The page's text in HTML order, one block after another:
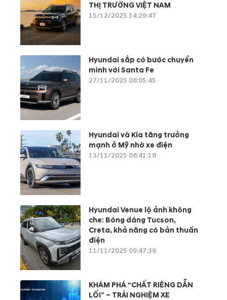
THỊ TRƯỜNG VIỆT NAM
15/12/2025 14:29:47
Hyundai sắp có bước chuyển
mình với Santa Fe
27/11/2025 08:05:45
Hyundai và Kia tăng trưởng
mạnh ở Mỹ nhờ xe điện
13/11/2025 08:41:18
Hyundai Venue lộ ảnh không
che: Bóng dáng Tucson,
Creta, khả năng có bản thuần
điện
11/11/2025 09:47:39
KHÁM PHÁ “CHẤT RIÊNG DẪN
LỐI” – TRẢI NGHIỆM XE